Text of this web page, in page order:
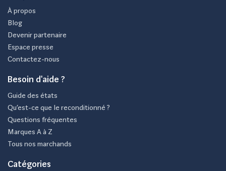
À propos
Blog
Devenir partenaire
Espace presse
Contactez-nous
Besoin d'aide ?
Guide des états
Qu’est-ce que le reconditionné ?
Questions fréquentes
Marques A à Z
Tous nos marchands
Catégories